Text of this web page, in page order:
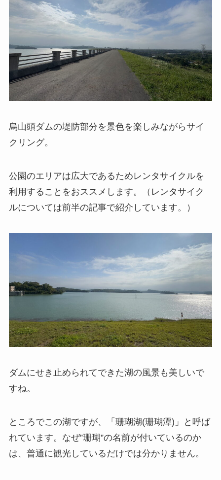
烏山頭ダムの堤防部分を景色を楽しみながらサイ
クリング。
公園のエリアは広大であるためレンタサイクルを
利用することをおススメします。（レンタサイク
ルについては前半の記事で紹介しています。）
ダムにせき止められてできた湖の風景も美しいで
すね。
ところでこの湖ですが、「珊瑚湖(珊瑚潭)」と呼ば
れています。なぜ”珊瑚”の名前が付いているのか
は、普通に観光しているだけでは分かりません。